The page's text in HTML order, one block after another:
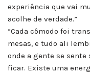
experiência que vai
acolhe de verdade.”
“Cada cômodo foi
mesas, e tudo ali
onde a gente se sente
ficar. Existe uma